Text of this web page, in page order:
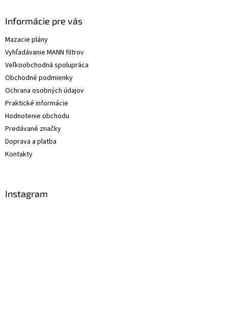
Informácie pre vás
Mazacie plány
Vyhľadávanie MANN filtrov
Veľkoobchodná spolupráca
Obchodné podmienky
Ochrana osobných údajov
Praktické informácie
Hodnotenie obchodu
Predávané značky
Doprava a platba
Kontakty
Instagram